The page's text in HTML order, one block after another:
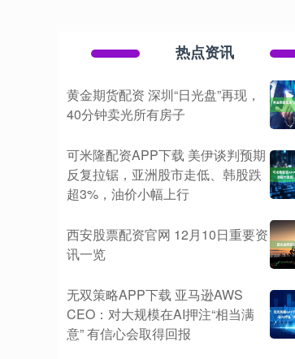
热点资讯
黄金期货配资 深圳“日光盘”再现，
40分钟卖光所有房子
可米隆配资APP下载 美伊谈判预期
反复拉锯，亚洲股市走低、韩股跌
超3%，油价小幅上行
西安股票配资官网 12月10日重要资
讯一览
无双策略APP下载 亚马逊AWS
CEO：对大规模在AI押注“相当满
意” 有信心会取得回报